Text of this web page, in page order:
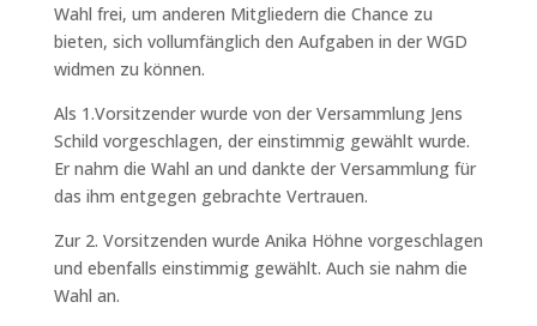
Wahl frei, um anderen Mitgliedern die Chance zu
bieten, sich vollumfänglich den Aufgaben in der WGD
widmen zu können.
Als 1.Vorsitzender wurde von der Versammlung Jens
Schild vorgeschlagen, der einstimmig gewählt wurde.
Er nahm die Wahl an und dankte der Versammlung für
das ihm entgegen gebrachte Vertrauen.
Zur 2. Vorsitzenden wurde Anika Höhne vorgeschlagen
und ebenfalls einstimmig gewählt. Auch sie nahm die
Wahl an.